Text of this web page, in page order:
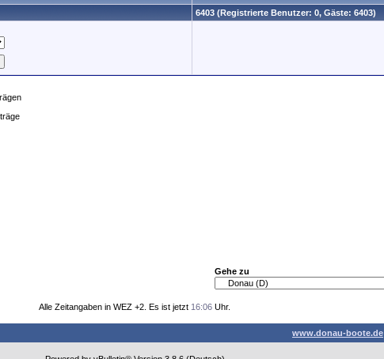
6403 (Registrierte Benutzer: 0, Gäste: 6403)
Gehe zu
Alle Zeitangaben in WEZ +2. Es ist jetzt 16:06 Uhr.
www.donau-boote.de